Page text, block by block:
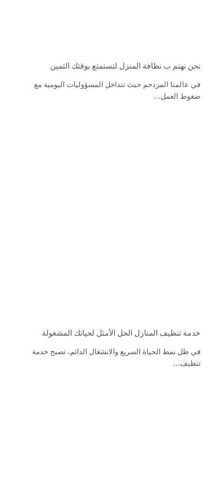
نحن نهتم ب نظافة المنزل لتستمتع بوقتك الثمين
في عالمنا المزدحم حيث تتداخل المسؤوليات اليومية مع
ضغوط العمل…
خدمة تنظيف المنازل الحل الأمثل لحياتك المشغولة
في ظل نمط الحياة السريع والانشغال الدائم، تصبح خدمة
تنظيف…